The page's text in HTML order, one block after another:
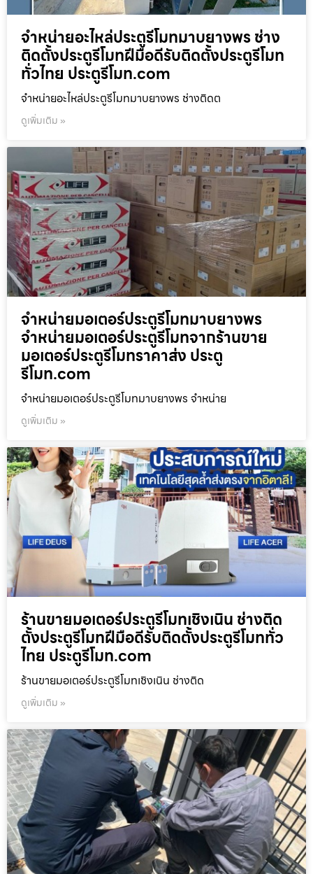
จำหน่ายอะไหล่ประตูรีโมทมาบยางพร ช่าง
ติดตั้งประตูรีโมทฝีมือดีรับติดตั้งประตูรีโมท
ทั่วไทย ประตูรีโมท.com
จำหน่ายอะไหล่ประตูรีโมทมาบยางพร ช่างติดต
ดูเพิ่มเติม »
จำหน่ายมอเตอร์ประตูรีโมทมาบยางพร
จำหน่ายมอเตอร์ประตูรีโมทจากร้านขาย
มอเตอร์ประตูรีโมทราคาส่ง ประตู
รีโมท.com
จำหน่ายมอเตอร์ประตูรีโมทมาบยางพร จำหน่าย
ดูเพิ่มเติม »
ร้านขายมอเตอร์ประตูรีโมทเชิงเนิน ช่างติด
ตั้งประตูรีโมทฝีมือดีรับติดตั้งประตูรีโมททั่ว
ไทย ประตูรีโมท.com
ร้านขายมอเตอร์ประตูรีโมทเชิงเนิน ช่างติด
ดูเพิ่มเติม »